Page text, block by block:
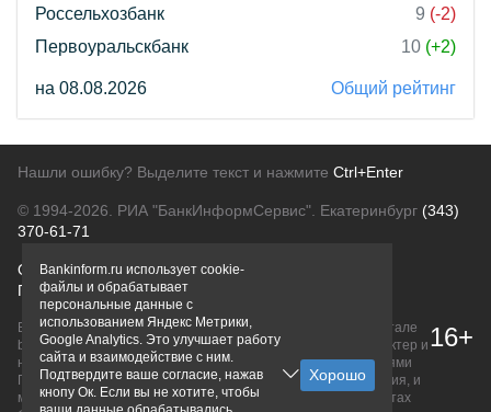
Россельхозбанк
9 (-2)
Первоуральскбанк
10 (+2)
на 08.08.2026 Общий рейтинг
Нашли ошибку? Выделите текст и нажмите Ctrl+Enter
© 1994-2026. РИА "БанкИнформСервис". Екатеринбург (343)
370-61-71
О проектеПолитика конфиденциальности
Правовая информацияДля рекламодателей
Вся информация о продуктах банков, размещенная на портале
bankinform.ru, носит исключительно ознакомительный характер и
не является публичной офертой, определяемой положениями
ГК РФ. Информация не содержит точного и полного описания, и
может быть изменена. Конечные условия уточняйте на сайтах
16+
Bankinform.ru использует cookie-
файлы и обрабатывает
персональные данные с
использованием Яндекс Метрики,
Google Analytics. Это улучшает работу
сайта и взаимодействие с ним.
Подтвердите ваше согласие, нажав
кнопу Ок. Если вы не хотите, чтобы